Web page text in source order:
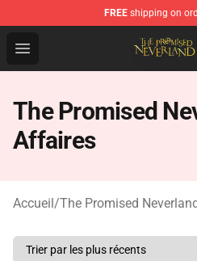
FREE shipping on
Open menu
The Promised Neverland
The Promised
Affaires
Accueil/The Promised